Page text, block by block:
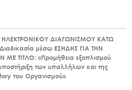
ΔΙΑΓΩΝΙΣΜΟΥ ΚΑΤΩ
μέσω ΕΣΗΔΗΣ ΓΙΑ ΤΗΝ
ΤΙΤΛΟ: «Προμήθεια εξοπλισμού
των υπαλλήλων και της
του Οργανισμού»